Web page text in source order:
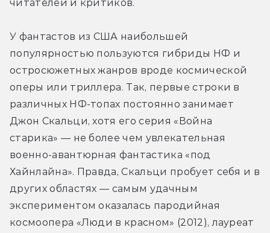
читателей и критиков.
У фантастов из США наибольшей
популярностью пользуются гибриды НФ и
остросюжетных жанров вроде космической
оперы или триллера. Так, первые строки в
различных НФ-топах постоянно занимает
Джон Скальци, хотя его серия «Война
старика» — не более чем увлекательная
военно-авантюрная фантастика «под
Хайнлайна». Правда, Скальци пробует себя и в
других областях — самым удачным
экспериментом оказалась пародийная
космоопера «Люди в красном» (2012), лауреат